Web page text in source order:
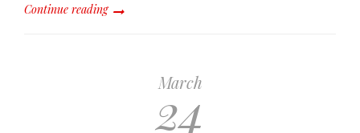
Continue reading
March
24